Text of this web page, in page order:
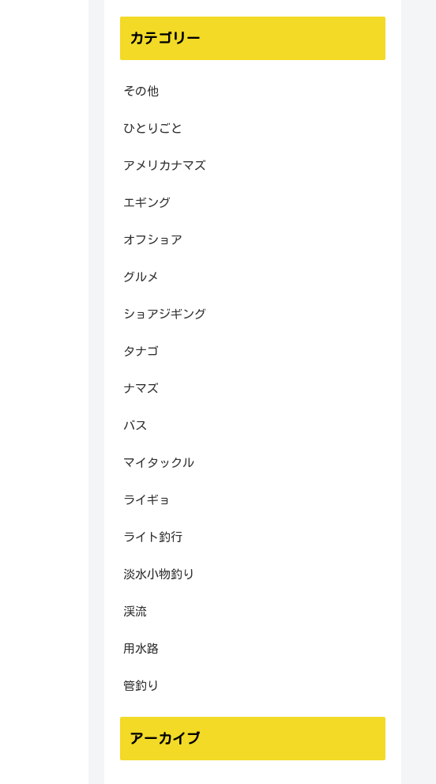
カテゴリー
その他
ひとりごと
アメリカナマズ
エギング
オフショア
グルメ
ショアジギング
タナゴ
ナマズ
バス
マイタックル
ライギョ
ライト釣行
淡水小物釣り
渓流
用水路
管釣り
アーカイブ